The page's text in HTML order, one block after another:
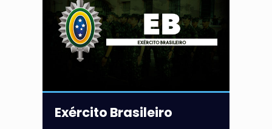
Exército Brasileiro